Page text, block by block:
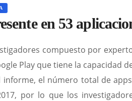
en 53
compuesto por
Play que tiene la capacidad
el número total de
por lo que los